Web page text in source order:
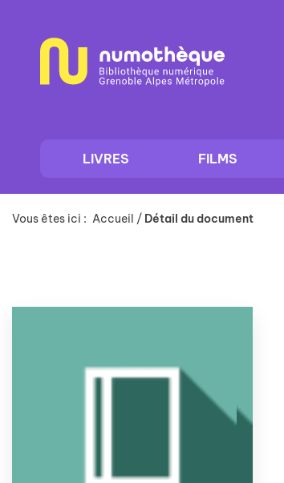
contenu
LIVRES FILMS
Vous êtes ici : Accueil / Détail du document